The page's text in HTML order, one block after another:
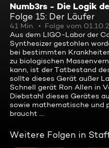
Numb3rs - Die Logik
Folge 15: Der Läufer
41 Min. Folge vom
Aus dem LIGO-Labor der
Synthesizer gestohlen
bei bestimmten
zu biologischen
kann, ist der Tatbestand
sollte dieses Gerät außer
Schnell gerät Ron Allen in
Diebstahl dieses Gerätes
sowie mathematische und
braucht ...
Weitere Folgen in